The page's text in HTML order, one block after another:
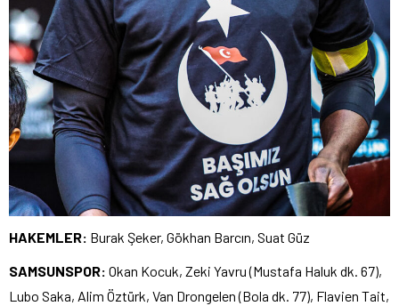
HAKEMLER: Burak Şeker, Gökhan Barcın, Suat Güz
SAMSUNSPOR: Okan Kocuk, Zeki Yavru (Mustafa Haluk dk. 67),
Lubo Saka, Alim Öztürk, Van Drongelen (Bola dk. 77), Flavien Tait,